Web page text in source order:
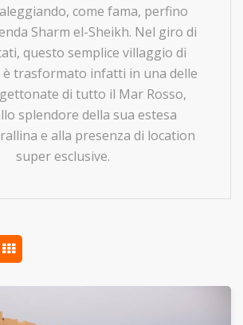
come fama, perfino
Sharm el-Sheikh. Nel giro di
questo semplice villaggio di
è trasformato infatti in una delle
di tutto il Mar Rosso,
splendore della sua estesa
e alla presenza di location
super esclusive.